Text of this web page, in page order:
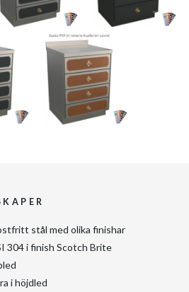
stål med olika finishar
304 i finish Scotch Brite
i höjdled